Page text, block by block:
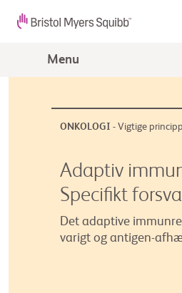
Menu
ONKOLOGI - Vigtige
Adaptiv
Specifikt
Det adaptive
varigt og antigen-